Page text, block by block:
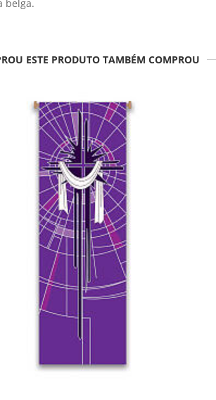
belga.
ESTE PRODUTO TAMBÉM COMPROU